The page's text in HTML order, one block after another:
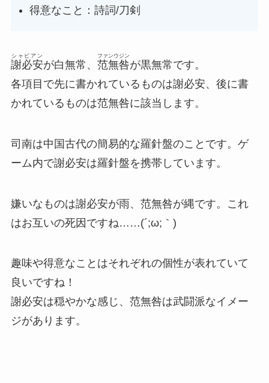
得意なこと：詩詞/刀剣
謝必安
シャビアン
が白無常、 范無咎
ファンウジン
が黒無常です。
各項目で先に書かれているものは謝必安、後に書
かれているものは范無咎に該当します。
司南は中国古代の簡易的な羅針盤のことです。ゲ
ーム内で謝必安は羅針盤を携帯しています。
嫌いなものは謝必安が雨、范無咎が縄です。これ
はお互いの死因ですね……(´;ω;｀)
趣味や得意なことはそれぞれの個性が表れていて
良いですね！
謝必安は穏やかな感じ、范無咎は武闘派なイメー
ジがあります。